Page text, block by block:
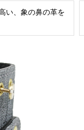
い、象の鼻の革を